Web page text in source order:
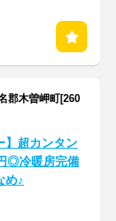
郡木曽岬町[260
】超カンタン
◎冷暖房完備
め♪